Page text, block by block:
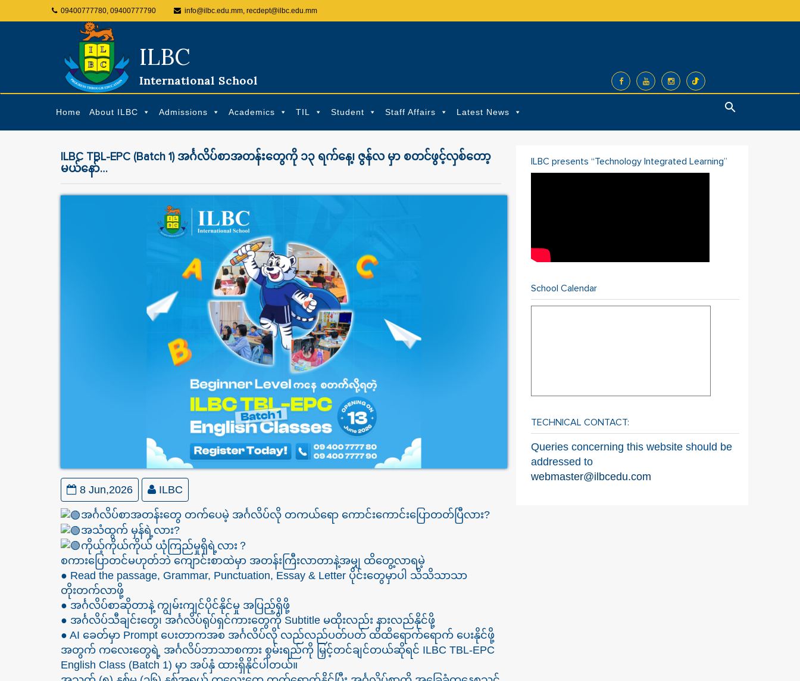
09400777780, 09400777790 info@ilbc.edu.mm, recdept@ilbc.edu.mm
ILBC
International School
Home About ILBC Admissions Academics TIL Student Staff Affairs Latest News
ILBC TBL-EPC (Batch 1) အင်္ဂလိပ်စာအတန်းတွေကို ၁၃ ရက်နေ့၊ ဇွန်လ မှာ စတင်ဖွင့်လှစ်တော့
မယ်နော်…
8 Jun,2026 ILBC
အင်္ဂလိပ်စာအတန်းတွေ တက်ပေမဲ့ အင်္ဂလိပ်လို တကယ်ရော ကောင်းကောင်းပြောတတ်ပြီလား?
အသံထွက် မှန်ရဲ့လား?
ကိုယ့်ကိုယ်ကိုယ် ယုံကြည်မှုရှိရဲ့လား？
စကားပြောတင်မဟုတ်ဘဲ ကျောင်းစာထဲမှာ အတန်းကြီးလာတာနဲ့အမျှ ထိတွေ့လာရမဲ့
● Read the passage, Grammar, Punctuation, Essay & Letter ပိုင်းတွေမှာပါ သိသိသာသာ
တိုးတက်လာဖို့
● အင်္ဂလိပ်စာဆိုတာနဲ့ ကျွမ်းကျင်ပိုင်နိုင်မှု အပြည့်ရှိဖို့
● အင်္ဂလိပ်သီချင်းတွေ၊ အင်္ဂလိပ်ရုပ်ရှင်ကားတွေကို Subtitle မထိုးလည်း နားလည်နိုင်ဖို့
● AI ခေတ်မှာ Prompt ပေးတာကအစ အင်္ဂလိပ်လို လည်လည်ပတ်ပတ် ထိထိရောက်ရောက် ပေးနိုင်ဖို့
အတွက် ကလေးတွေရဲ့ အင်္ဂလိပ်ဘာသာစကား စွမ်းရည်ကို မြှင့်တင်ချင်တယ်ဆိုရင် ILBC TBL-EPC
English Class (Batch 1) မှာ အပ်နှံ ထားရှိနိုင်ပါတယ်။
ILBC presents “Technology Integrated Learning”
School Calendar
TECHNICAL CONTACT:
Queries concerning this website should be
addressed to
webmaster@ilbcedu.com